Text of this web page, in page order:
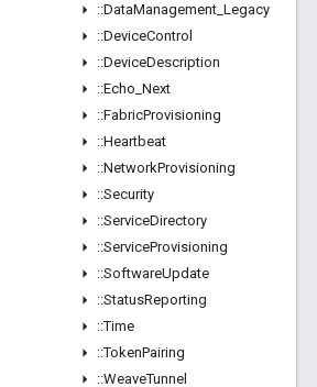
::DataManagement Legacy
::DeviceControl
::DeviceDescription
::Echo Next
::FabricProvisioning
::Heartbeat
::NetworkProvisioning
::Security
::ServiceDirectory
::ServiceProvisioning
::SoftwareUpdate
::StatusReporting
::Time
::TokenPairing
::WeaveTunnel